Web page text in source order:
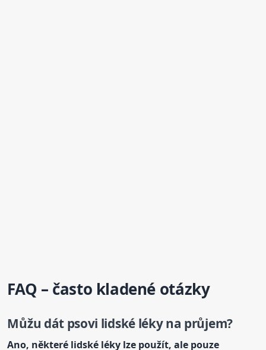
FAQ – často kladené otázky
Můžu dát psovi lidské léky na průjem?
Ano, některé lidské léky lze použít, ale pouze